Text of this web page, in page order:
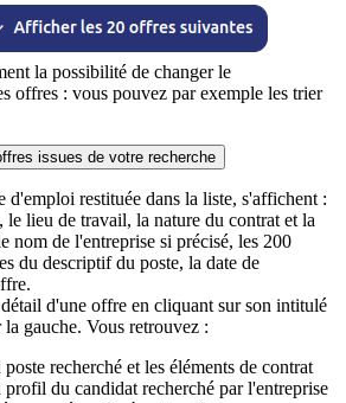
la possibilité de changer le
offres : vous pouvez par exemple les trier
issues de votre recherche
d'emploi restituée dans la liste, s'affichent :
le lieu de travail, la nature du contrat et la
nom de l'entreprise si précisé, les 200
du descriptif du poste, la date de
d'une offre en cliquant sur son intitulé
gauche. Vous retrouvez :
recherché et les éléments de contrat
profil du candidat recherché par l'entreprise